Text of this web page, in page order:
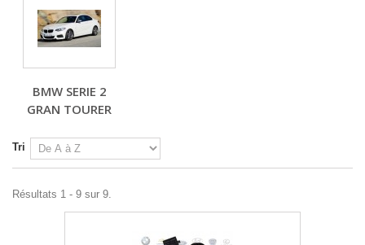
BMW SERIE 2
GRAN TOURER
Tri
Résultats 1 - 9 sur 9.